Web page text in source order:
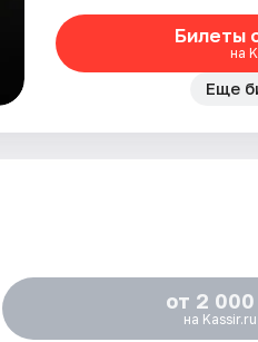
Билеты
на
Еще
от 2
на Kassir.ru